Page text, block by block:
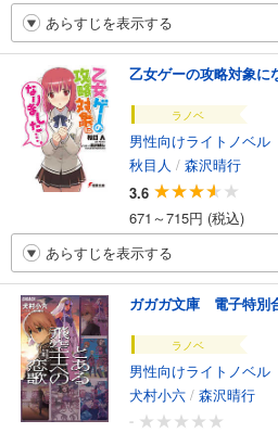
あらすじを表示する
乙女ゲーの攻略対象に
ラノベ
男性向けライトノベル
秋目人 / 森沢晴行
3.6
671～715円 (税込)
あらすじを表示する
ガガガ文庫 電子特別
ラノベ
男性向けライトノベル
犬村小六 / 森沢晴行
-